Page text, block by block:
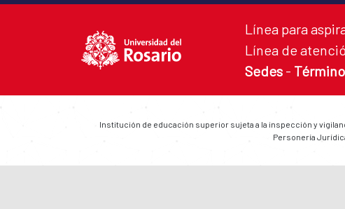
Línea para
Línea de
Sedes -
Institución de educación superior sujeta a la inspección y
Personería